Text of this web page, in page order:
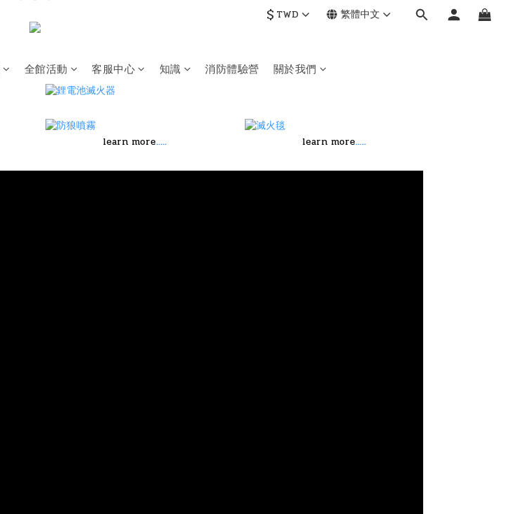
$ TWD 繁體中文
全館活動 客服中心 知識 消防體驗營 關於我們
learn more..... learn more.....